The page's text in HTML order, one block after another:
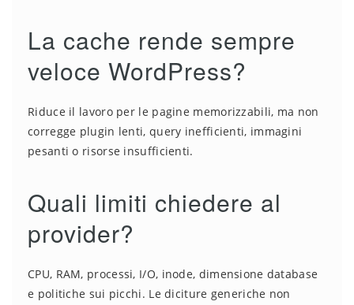
La cache rende sempre
veloce WordPress?
Riduce il lavoro per le pagine memorizzabili, ma non
corregge plugin lenti, query inefficienti, immagini
pesanti o risorse insufficienti.
Quali limiti chiedere al
provider?
CPU, RAM, processi, I/O, inode, dimensione database
e politiche sui picchi. Le diciture generiche non